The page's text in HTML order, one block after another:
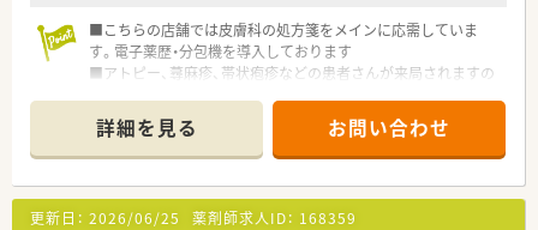
■こちらの店舗では皮膚科の処方箋をメインに応需していま
す。電子薬歴・分包機を導入しております
■アトピー、蕁麻疹、帯状疱疹などの患者さんが来局されますの
■社内研修、薬剤師会勉強会、調剤報酬研修会など教育・勉強会
も多数開催されております！学びたい方必見◎
■借り上げ社宅制度や退職金制度、育児休業制度もございますの
でママさん薬剤師や福井県のIターン・Uターン就職をお考えの方
にもオススメです
詳細を見る お問い合わせ
更新日： 2026/06/25 薬剤師求人ID： 168359